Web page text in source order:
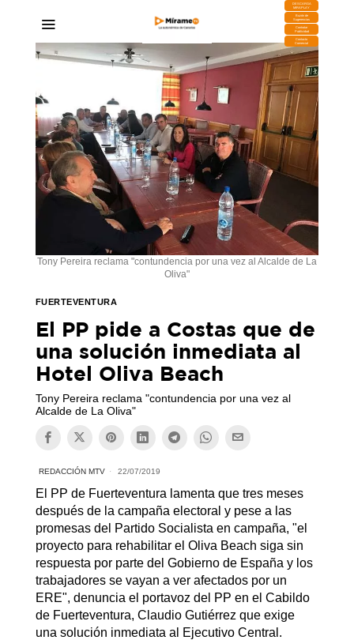
DESCARGA
MIRAPLAY
Buzón de
Sugerencias
Contratar
Publicidad
Contacto
Comercial
Tony Pereira reclama "contundencia por una vez al Alcalde de La
Oliva"
FUERTEVENTURA
El PP pide a Costas que de
una solución inmediata al
Hotel Oliva Beach
Tony Pereira reclama "contundencia por una vez al
Alcalde de La Oliva"
REDACCIÓN MTV 22/07/2019
El PP de Fuerteventura lamenta que tres meses
después de la campaña electoral y pese a las
promesas del Partido Socialista en campaña, "el
proyecto para rehabilitar el Oliva Beach siga sin
respuesta por parte del Gobierno de España y los
trabajadores se vayan a ver afectados por un
ERE", denuncia el portavoz del PP en el Cabildo
de Fuerteventura, Claudio Gutiérrez que exige
una solución inmediata al Ejecutivo Central.